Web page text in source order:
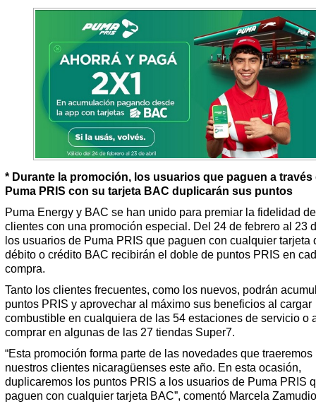
* Durante la promoción, los usuarios que paguen a través
Puma PRIS con su tarjeta BAC duplicarán sus puntos
Puma Energy y BAC se han unido para premiar la fidelidad
clientes con una promoción especial. Del 24 de febrero al 23
los usuarios de Puma PRIS que paguen con cualquier tarjeta
débito o crédito BAC recibirán el doble de puntos PRIS en
compra.
Tanto los clientes frecuentes, como los nuevos, podrán
puntos PRIS y aprovechar al máximo sus beneficios al cargar
combustible en cualquiera de las 54 estaciones de servicio o
comprar en algunas de las 27 tiendas Super7.
“Esta promoción forma parte de las novedades que traeremos
nuestros clientes nicaragüenses este año. En esta ocasión,
duplicaremos los puntos PRIS a los usuarios de Puma PRIS
paguen con cualquier tarjeta BAC”, comentó Marcela